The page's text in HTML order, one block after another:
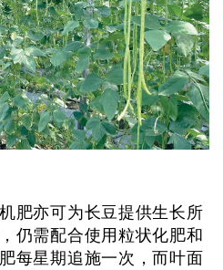
肥亦可为长豆提供生长所
仍需配合使用粒状化肥和
每星期追施一次，而叶面